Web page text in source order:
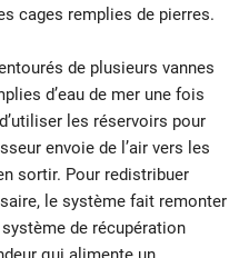
cages remplies de pierres.
de plusieurs vannes
d’eau de mer une fois
les réservoirs pour
envoie de l’air vers les
sortir. Pour redistribuer
le système fait remonter
système de récupération